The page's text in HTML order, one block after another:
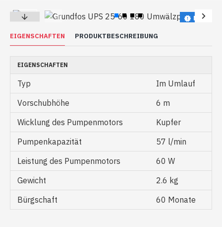
NEU
BESTE VERKÄUFER
-29 %
EIGENSCHAFTEN PRODUKTBESCHREIBUNG
EIGENSCHAFTEN
Typ
Im Umlauf
Vorschubhöhe
6 m
Wicklung des Pumpenmotors
Kupfer
Pumpenkapazität
57 l/min
Leistung des Pumpenmotors
60 W
Gewicht
2.6 kg
Bürgschaft
60 Monate